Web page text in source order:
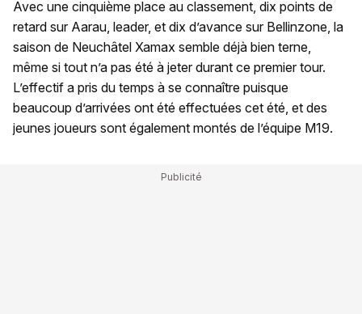
Avec une cinquième place au classement, dix points de
retard sur Aarau, leader, et dix d’avance sur Bellinzone, la
saison de Neuchâtel Xamax semble déjà bien terne,
même si tout n’a pas été à jeter durant ce premier tour.
L’effectif a pris du temps à se connaître puisque
beaucoup d’arrivées ont été effectuées cet été, et des
jeunes joueurs sont également montés de l’équipe M19.